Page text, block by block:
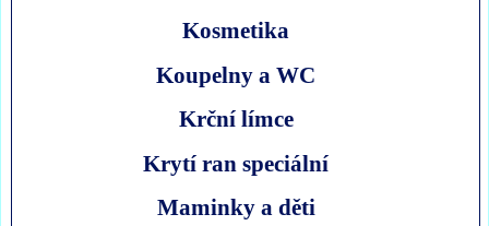
Kosmetika
Koupelny a WC
Krční límce
Krytí ran speciální
Maminky a děti